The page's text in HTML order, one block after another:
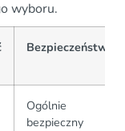
wyboru.
Bezpieczeństwo
Ogólnie
bezpieczny